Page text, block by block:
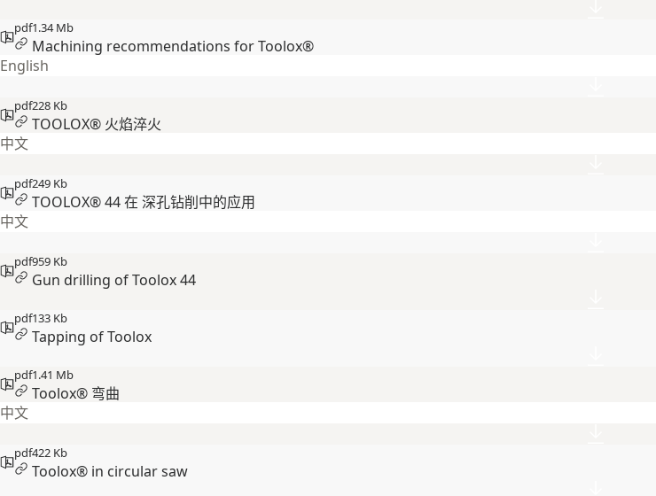
pdf1.34 Mb
Machining recommendations for Toolox®
English
pdf228 Kb
TOOLOX® 火焰淬火
中文
pdf249 Kb
TOOLOX® 44 在 深孔钻削中的应用
中文
pdf959 Kb
Gun drilling of Toolox 44
pdf133 Kb
Tapping of Toolox
pdf1.41 Mb
Toolox® 弯曲
中文
pdf422 Kb
Toolox® in circular saw